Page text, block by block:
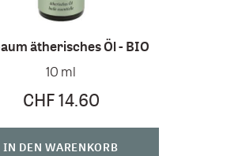
ätherisches Öl - BIO
10 ml
CHF 14.60
IN DEN WARENKORB